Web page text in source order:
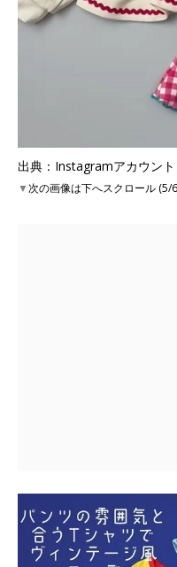
出典：Instagramアカウント
▼次の画像は下へスクロール (5/